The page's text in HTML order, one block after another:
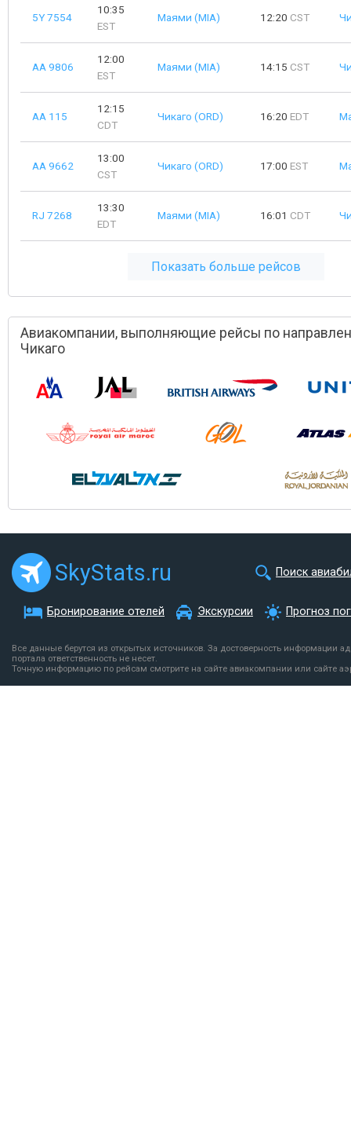
5Y 7554
10:35
EST
Маями (MIA) 12:20 CST
AA 9806
12:00
EST
Маями (MIA) 14:15 CST
AA 115
12:15
CDT
Чикаго (ORD) 16:20 EDT
AA 9662
13:00
CST
Чикаго (ORD) 17:00 EST
RJ 7268
13:30
EDT
Маями (MIA) 16:01 CDT
Показать больше рейсов
Авиакомпании, выполняющие рейсы по
Чикаго
SkyStats.ru Поиск
Бронирование отелей Экскурсии Прогноз
Все данные берутся из открытых источников. За достоверность информации
портала ответственность не несет.
Точную информацию по рейсам смотрите на сайте авиакомпании или сайте